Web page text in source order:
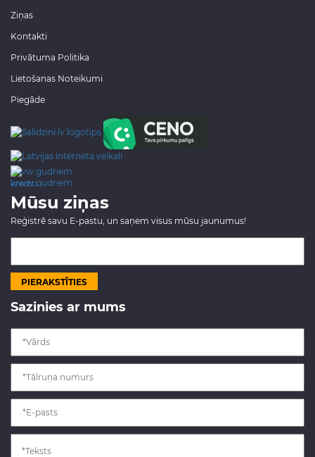
Ziņas
Kontakti
Privātuma Politika
Lietošanas Noteikumi
Piegāde
www.gudriem.lv/atrie-
krediti
Mūsu ziņas
Reģistrē savu E-pastu, un saņem visus mūsu jaunumus!
Sazinies ar mums